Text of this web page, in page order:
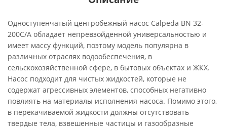
Одноступенчатый центробежный насос Calpeda BN 32-
200C/A обладает непревзойденной универсальностью и
имеет массу функций, поэтому модель популярна в
различных отраслях водообеспечения, в
сельскохозяйственной сфере, в бытовых объектах и ЖКХ.
Насос подходит для чистых жидкостей, которые не
содержат агрессивных элементов, способных негативно
повлиять на материалы исполнения насоса. Помимо этого,
в перекачиваемой жидкости должны отсутствовать
твердые тела, взвешенные частицы и газообразные